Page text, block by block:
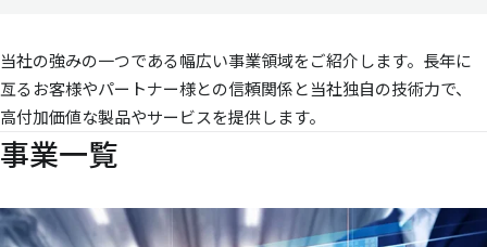
当社の強みの一つである幅広い事業領域をご紹介します。長年に
亙るお客様やパートナー様との信頼関係と当社独自の技術力で、
高付加価値な製品やサービスを提供します。
事業一覧